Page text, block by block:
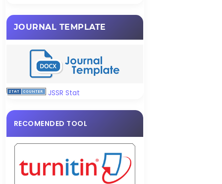
JOURNAL TEMPLATE
JSSR Stat
RECOMENDED TOOL